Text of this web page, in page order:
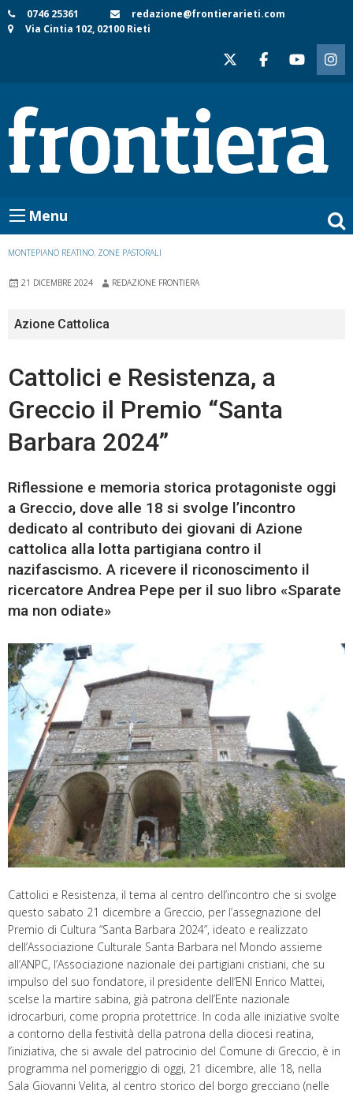
Skip
to
0746 25361
redazione@frontierarieti.com
Via Cintia 102, 02100 Rieti
Menu
MONTEPIANO REATINO, ZONE PASTORALI
21 DICEMBRE 2024 REDAZIONE FRONTIERA
Azione Cattolica
Cattolici e Resistenza, a
Greccio il Premio “Santa
Barbara 2024”
Riflessione e memoria storica protagoniste oggi
a Greccio, dove alle 18 si svolge l’incontro
dedicato al contributo dei giovani di Azione
cattolica alla lotta partigiana contro il
nazifascismo. A ricevere il riconoscimento il
ricercatore Andrea Pepe per il suo libro «Sparate
ma non odiate»
Cattolici e Resistenza, il tema al centro dell’incontro che si svolge
questo sabato 21 dicembre a Greccio, per l’assegnazione del
Premio di Cultura “Santa Barbara 2024”, ideato e realizzato
dell’Associazione Culturale Santa Barbara nel Mondo assieme
all’ANPC, l’Associazione nazionale dei partigiani cristiani, che su
impulso del suo fondatore, il presidente dell’ENI Enrico Mattei,
scelse la martire sabina, già patrona dell’Ente nazionale
idrocarburi, come propria protettrice. In coda alle iniziative svolte
a contorno della festività della patrona della diocesi reatina,
l’iniziativa, che si avvale del patrocinio del Comune di Greccio, è in
programma nel pomeriggio di oggi, 21 dicembre, alle 18, nella
Sala Giovanni Velita, al centro storico del borgo grecciano (nelle